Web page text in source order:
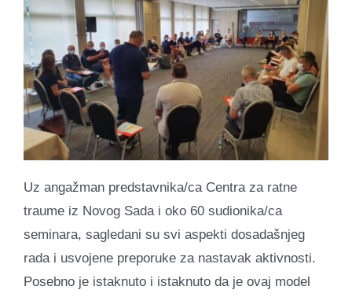
Uz angažman predstavnika/ca Centra za ratne
traume iz Novog Sada i oko 60 sudionika/ca
seminara, sagledani su svi aspekti dosadašnjeg
rada i usvojene preporuke za nastavak aktivnosti.
Posebno je istaknuto i istaknuto da je ovaj model